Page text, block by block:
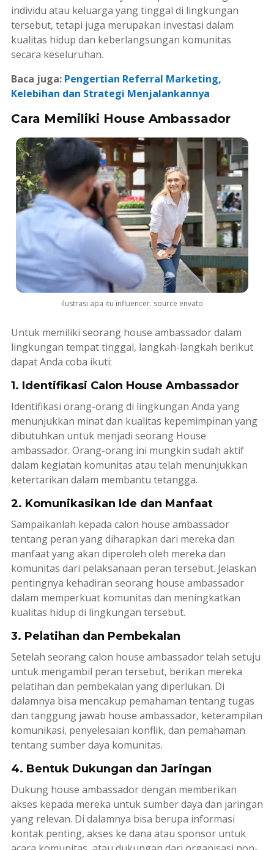
individu atau keluarga yang tinggal di lingkungan
tersebut, tetapi juga merupakan investasi dalam
kualitas hidup dan keberlangsungan komunitas
secara keseluruhan.
Baca juga: Pengertian Referral Marketing,
Kelebihan dan Strategi Menjalankannya
Cara Memiliki House Ambassador
ilustrasi apa itu influencer. source envato
Untuk memiliki seorang house ambassadordalam
lingkungan tempat tinggal, langkah-langkah berikut
dapat Anda coba ikuti:
1. Identifikasi Calon House Ambassador
Identifikasi orang-orang di lingkungan Anda yang
menunjukkan minat dan kualitas kepemimpinan yang
dibutuhkan untuk menjadi seorang House
ambassador. Orang-orang ini mungkin sudah aktif
dalam kegiatan komunitas atau telah menunjukkan
ketertarikan dalam membantu tetangga.
2. Komunikasikan Ide dan Manfaat
Sampaikanlah kepada calon house ambassador
tentang peran yang diharapkan dari mereka dan
manfaat yang akan diperoleh oleh mereka dan
komunitas dari pelaksanaan peran tersebut. Jelaskan
pentingnya kehadiran seorang house ambassador
dalam memperkuat komunitas dan meningkatkan
kualitas hidup di lingkungan tersebut.
3. Pelatihan dan Pembekalan
Setelah seorang calon house ambassadortelah setuju
untuk mengambil peran tersebut, berikan mereka
pelatihan dan pembekalan yang diperlukan. Di
dalamnya bisa mencakup pemahaman tentang tugas
dan tanggung jawab house ambassador, keterampilan
komunikasi, penyelesaian konflik, dan pemahaman
tentang sumber daya komunitas.
4. Bentuk Dukungan dan Jaringan
Dukung house ambassadordengan memberikan
akses kepada mereka untuk sumber daya dan jaringan
yang relevan. Di dalamnya bisa berupa informasi
kontak penting, akses ke dana atau sponsor untuk